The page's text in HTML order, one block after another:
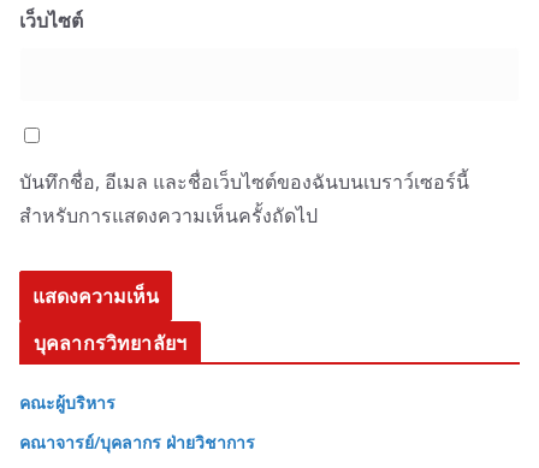
เว็บไซต์
บันทึกชื่อ, อีเมล และชื่อเว็บไซต์ของฉันบนเบราว์เซอร์นี้
สำหรับการแสดงความเห็นครั้งถัดไป
บุคลากรวิทยาลัยฯ
คณะผู้บริหาร
คณาจารย์/บุคลากร ฝ่ายวิชาการ